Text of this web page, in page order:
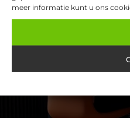
meer informatie kunt u ons
VORIGE